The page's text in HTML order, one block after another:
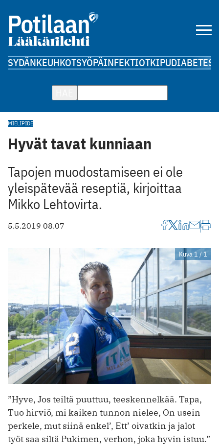
SYDÄNKEUHKOTSYÖPÄINFEKTIOTKIPUDIABETES
MIELIPIDE
Hyvät tavat kunniaan
Tapojen muodostamiseen ei ole
yleispätevää reseptiä, kirjoittaa
Mikko Lehtovirta.
5.5.2019 08.07
Kuva 1 / 1
”Hyve, Jos teiltä puuttuu, teeskennelkää. Tapa,
Tuo hirviö, mi kaiken tunnon nielee, On usein
perkele, mut siinä enkel’, Ett’ oivatkin ja jalot
työt saa siltä Pukimen, verhon, joka hyvin istuu.”